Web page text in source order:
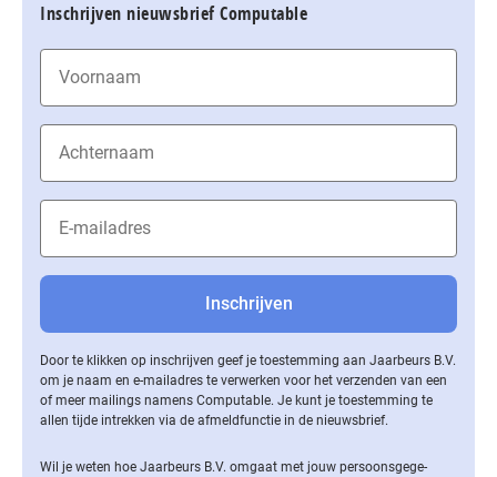
Inschrijven nieuwsbrief Computable
Door te klikken op inschrijven geef je toestemming aan Jaarbeurs B.V.
om je naam en e-mailadres te verwerken voor het verzenden van een
of meer mailings namens Computable. Je kunt je toestemming te
allen tijde intrekken via de af­meld­func­tie in de nieuwsbrief.
Wil je weten hoe Jaarbeurs B.V. omgaat met jouw per­soons­ge­ge­